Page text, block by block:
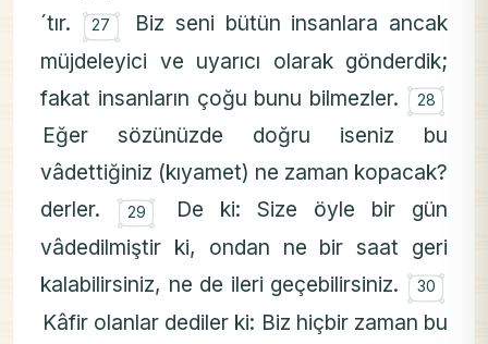
´tır. ۝
27
Biz seni bütün insanlara ancak
müjdeleyici ve uyarıcı olarak gönderdik;
fakat insanların çoğu bunu bilmezler. ۝
28
Eğer sözünüzde doğru iseniz bu
vâdettiğiniz (kıyamet) ne zaman kopacak?
derler. ۝
29
De ki: Size öyle bir gün
vâdedilmiştir ki, ondan ne bir saat geri
kalabilirsiniz, ne de ileri geçebilirsiniz. ۝
30
Kâfir olanlar dediler ki: Biz hiçbir zaman bu